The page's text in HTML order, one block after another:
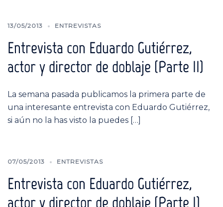
13/05/2013 ENTREVISTAS
Entrevista con Eduardo Gutiérrez,
actor y director de doblaje (Parte II)
La semana pasada publicamos la primera parte de
una interesante entrevista con Eduardo Gutiérrez,
si aún no la has visto la puedes […]
07/05/2013 ENTREVISTAS
Entrevista con Eduardo Gutiérrez,
actor y director de doblaje (Parte I)